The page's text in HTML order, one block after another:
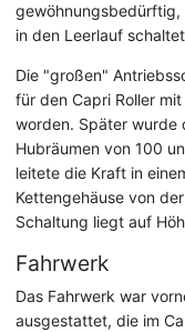
gewöhnungsbedürftig,
in den Leerlauf
Die "großen"
für den Capri Roller
worden. Später wurde
Hubräumen von 100
leitete die Kraft in
Kettengehäuse von
Schaltung liegt auf
Fahrwerk
Das Fahrwerk war
ausgestattet, die im